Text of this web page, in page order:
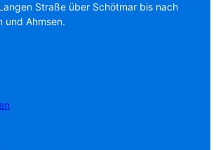
Straße über Schötmar bis nach
und Ahmsen.